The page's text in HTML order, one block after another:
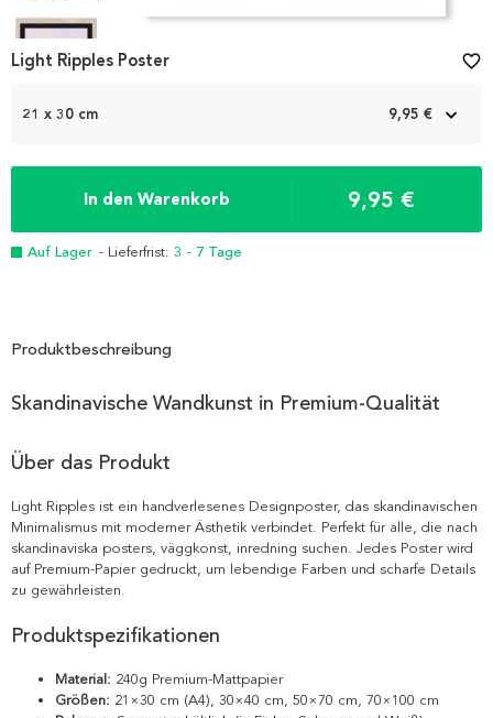
1
21 x 30 cm 9,95 €
In den Warenkorb 9,95 €
Auf Lager - Lieferfrist: 3 - 7 Tage
Light Ripples Poster favorite_border
Produktbeschreibung
Skandinavische Wandkunst in Premium-Qualität
Über das Produkt
Light Ripples ist ein handverlesenes Designposter, das skandinavischen
Minimalismus mit moderner Ästhetik verbindet. Perfekt für alle, die nach
skandinaviska posters, väggkonst, inredning suchen. Jedes Poster wird
auf Premium-Papier gedruckt, um lebendige Farben und scharfe Details
zu gewährleisten.
Produktspezifikationen
Material: 240g Premium-Mattpapier
Größen: 21×30 cm (A4), 30×40 cm, 50×70 cm, 70×100 cm